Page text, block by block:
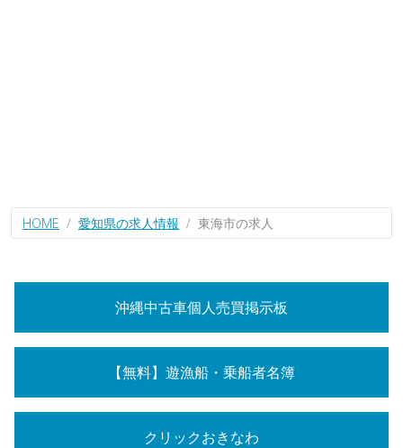
HOME 愛知県の求人情報 東海市の求人
沖縄中古車個人売買掲示板
【無料】遊漁船・乗船者名簿
クリックおきなわ